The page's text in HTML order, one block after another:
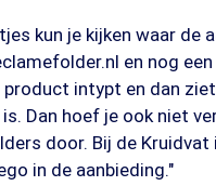
kun je kijken waar de
en nog
product intypt en dan
Dan hoef je ook niet
door. Bij de Kruidvat
in de aanbieding."